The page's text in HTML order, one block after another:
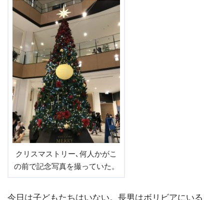
クリスマストリー､何人かがこ
の前で記念写真を撮っていた。
今日は子どもたちはいない。長男はボリビアにいる